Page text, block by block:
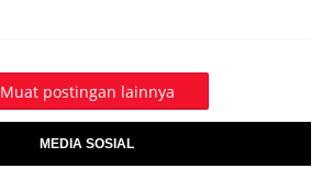
Muat postingan lainnya
MEDIA SOSIAL